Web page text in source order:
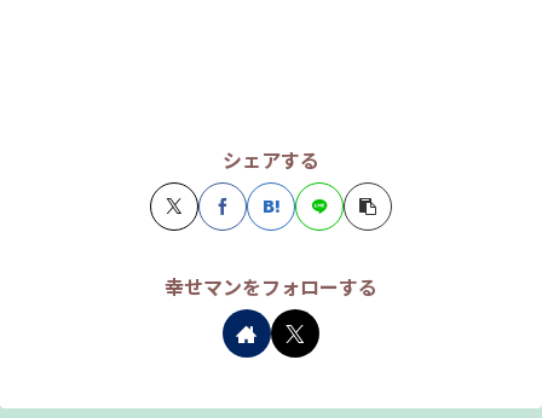
シェアする
幸せマンをフォローする